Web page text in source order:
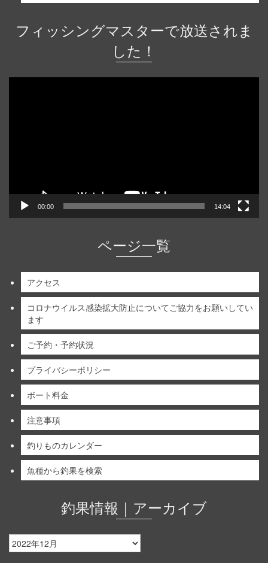
フィッシングマスターで放送されま
した！
00:00 14:04
ページ一覧
アクセス
コロナウイルス感染拡大防止についてご協力をお願いしてい
ます
ご予約・予約状況
プライバシーポリシー
ボート料金
注意事項
釣りものカレンダー
魚種から釣果を検索
釣果情報｜アーカイブ
釣
果